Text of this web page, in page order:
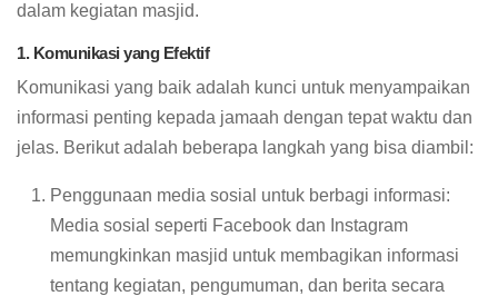
dalam kegiatan masjid.
1. Komunikasi yang Efektif
Komunikasi yang baik adalah kunci untuk menyampaikan
informasi penting kepada jamaah dengan tepat waktu dan
jelas. Berikut adalah beberapa langkah yang bisa diambil:
Penggunaan media sosial untuk berbagi informasi:
Media sosial seperti Facebook dan Instagram
memungkinkan masjid untuk membagikan informasi
tentang kegiatan, pengumuman, dan berita secara